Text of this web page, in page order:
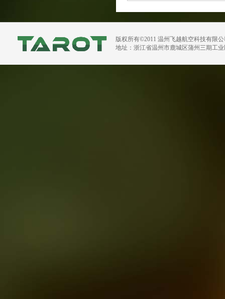
版权所有©2011 温州飞越航空科技有限
地址：浙江省温州市鹿城区蒲州三期工业